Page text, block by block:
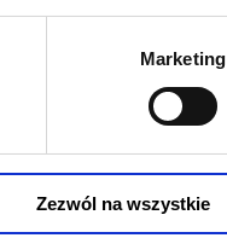
Marketing
Zezwól na wszystkie
WÓJCIK I TOMASZ SARNIAK
kup bilet